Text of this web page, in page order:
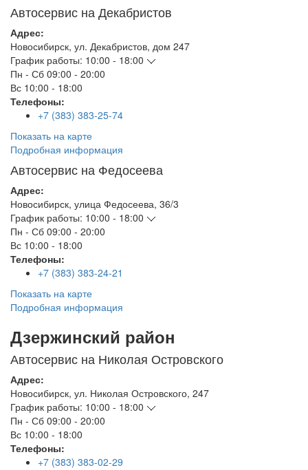
Автосервис на Декабристов
Адрес:
Новосибирск, ул. Декабристов, дом 247
График работы: 10:00 - 18:00
Пн - Сб 09:00 - 20:00
Вс 10:00 - 18:00
Телефоны:
+7 (383) 383-25-74
Показать на карте
Подробная информация
Автосервис на Федосеева
Адрес:
Новосибирск, улица Федосеева, 36/3
График работы: 10:00 - 18:00
Пн - Сб 09:00 - 20:00
Вс 10:00 - 18:00
Телефоны:
+7 (383) 383-24-21
Показать на карте
Подробная информация
Дзержинский район
Автосервис на Николая Островского
Адрес:
Новосибирск, ул. Николая Островского, 247
График работы: 10:00 - 18:00
Пн - Сб 09:00 - 20:00
Вс 10:00 - 18:00
Телефоны:
+7 (383) 383-02-29